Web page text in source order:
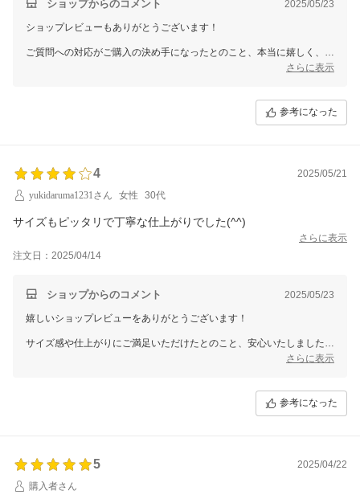
ショップからのコメント 2025/05/23
ショップレビューもありがとうございます！
ご質問への対応がご購入の決め手になったとのこと、本当に嬉しく、ス
このたびはご注文いただき、誠にありがとうございました！
さらに表示
参考になった
4
2025/05/21
yukidaruma1231さん
女性 30代
サイズもピッタリで丁寧な仕上がりでした(^^)
さらに表示
注文日：2025/04/14
ショップからのコメント 2025/05/23
嬉しいショップレビューをありがとうございます！
サイズ感や仕上がりにご満足いただけたとのこと、安心いたしました。
丁寧なものづくりをこれからも心がけてまいりますので、また機会があ
このたびはご注文いただき、誠にありがとうございました！
さらに表示
参考になった
5
2025/04/22
購入者さん